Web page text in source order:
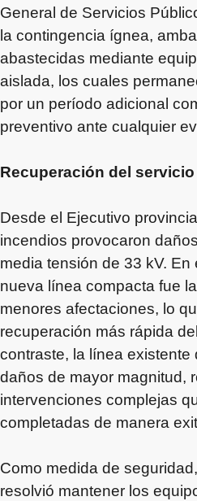
General de Servicios
la contingencia ígnea,
abastecidas mediante
aislada, los cuales
por un período adicional
preventivo ante cualquier
Recuperación del servicio
Desde el Ejecutivo
incendios provocaron
media tensión de 33 kV. En
nueva línea compacta fue
menores afectaciones, lo
recuperación más rápida
contraste, la línea existente
daños de mayor magnitud,
intervenciones complejas
completadas de manera
Como medida de
resolvió mantener los